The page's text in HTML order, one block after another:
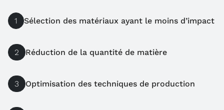
1 Sélection des matériaux ayant le moins d’impact
2 Réduction de la quantité de matière
3 Optimisation des techniques de production